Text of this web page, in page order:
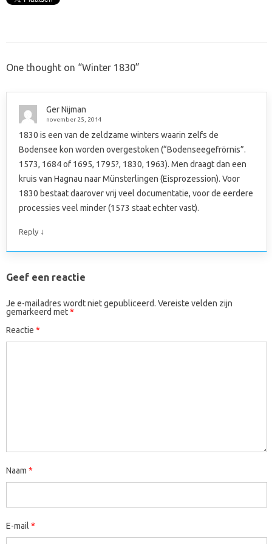
One thought on “Winter 1830”
Ger Nijman
november 25, 2014
1830 is een van de zeldzame winters waarin zelfs de
Bodensee kon worden overgestoken (“Bodenseegefrörnis”.
1573, 1684 of 1695, 1795?, 1830, 1963). Men draagt dan een
kruis van Hagnau naar Münsterlingen (Eisprozession). Voor
1830 bestaat daarover vrij veel documentatie, voor de eerdere
processies veel minder (1573 staat echter vast).
Reply ↓
Geef een reactie
Je e-mailadres wordt niet gepubliceerd. Vereiste velden zijn
gemarkeerd met*
Reactie *
Naam *
E-mail *